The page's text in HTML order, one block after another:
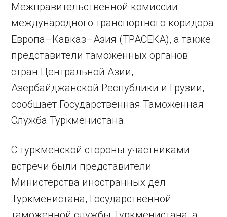
Межправительственной комиссии
международного транспортного коридора
Европа–Кавказ–Азия (ТРАСЕКА), а также
представители таможенных органов
стран Центральной Азии,
Азербайджанской Республики и Грузии,
сообщает Государственная Таможенная
Служба Туркменистана.
С туркменской стороны участниками
встречи были представители
Министерства иностранных дел
Туркменистана, Государственной